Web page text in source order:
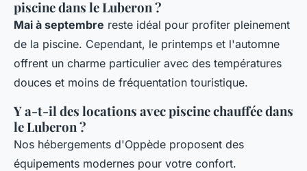
piscine dans le Luberon ?
Mai à septembre reste idéal pour profiter pleinement
de la piscine. Cependant, le printemps et l'automne
offrent un charme particulier avec des températures
douces et moins de fréquentation touristique.
Y a-t-il des locations avec piscine chauffée dans
le Luberon ?
Nos hébergements d'Oppède proposent des
équipements modernes pour votre confort.